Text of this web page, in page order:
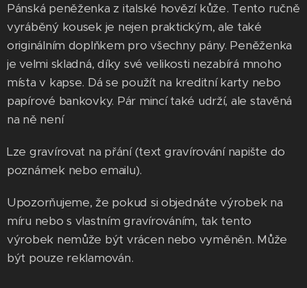
Pánská peněženka z italské hovězí kůže. Tento ručně
vyráběný kousek je nejen praktickým, ale také
originálním doplňkem pro všechny pány. Peněženka
je velmi skladná, díky své velikosti nezabírá mnoho
místa v kapse. Dá se použít na kreditní karty nebo
papírové bankovky. Pár mincí také udrží, ale stavěná
na ně není
Lze gravírovat na přání (text gravírování napište do
poznámek nebo emailu).
Upozorňujeme, že pokud si objednáte výrobek na
míru nebo s vlastním gravírováním, tak tento
výrobek nemůže být vrácen nebo vyměněn. Může
být pouze reklamován.